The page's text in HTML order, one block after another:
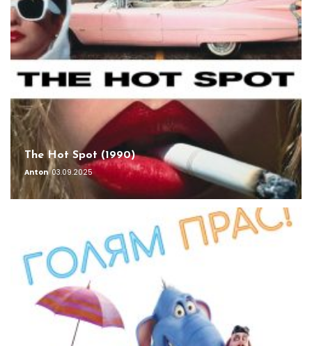
The Hot Spot (1990)
Anton 03.09.2025